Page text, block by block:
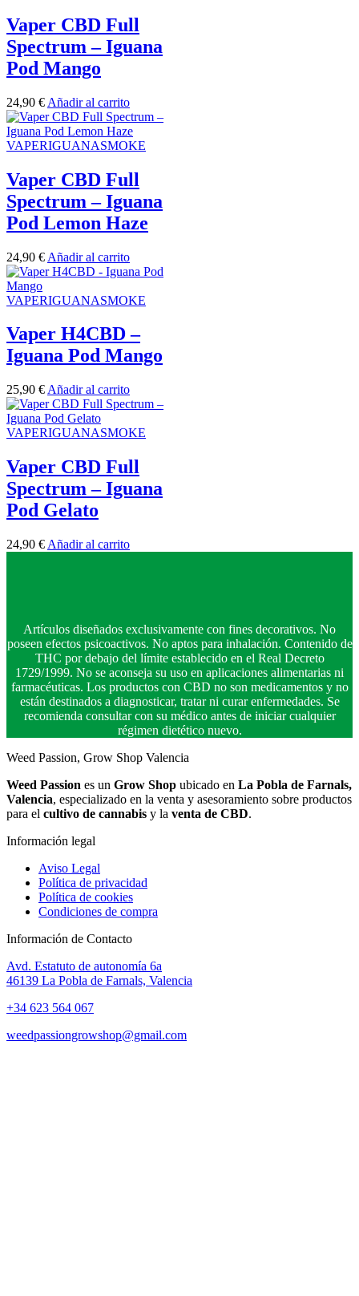
Vaper CBD Full
Spectrum – Iguana
Pod Mango
24,90 € Añadir al carrito
VAPERIGUANASMOKE
Vaper CBD Full
Spectrum – Iguana
Pod Lemon Haze
24,90 € Añadir al carrito
VAPERIGUANASMOKE
Vaper H4CBD –
Iguana Pod Mango
25,90 € Añadir al carrito
VAPERIGUANASMOKE
Vaper CBD Full
Spectrum – Iguana
Pod Gelato
24,90 € Añadir al carrito
Artículos diseñados exclusivamente con fines decorativos. No
poseen efectos psicoactivos. No aptos para inhalación. Contenido de
THC por debajo del límite establecido en el Real Decreto
1729/1999. No se aconseja su uso en aplicaciones alimentarias ni
farmacéuticas. Los productos con CBD no son medicamentos y no
están destinados a diagnosticar, tratar ni curar enfermedades. Se
recomienda consultar con su médico antes de iniciar cualquier
régimen dietético nuevo.
Weed Passion, Grow Shop Valencia
Weed Passion es un Grow Shop ubicado en La Pobla de Farnals,
Valencia, especializado en la venta y asesoramiento sobre productos
para el cultivo de cannabis y la venta de CBD.
Información legal
Aviso Legal
Política de privacidad
Política de cookies
Condiciones de compra
Información de Contacto
Avd. Estatuto de autonomía 6a
46139 La Pobla de Farnals, Valencia
+34 623 564 067
weedpassiongrowshop@gmail.com